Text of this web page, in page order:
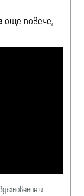
още повече,
и